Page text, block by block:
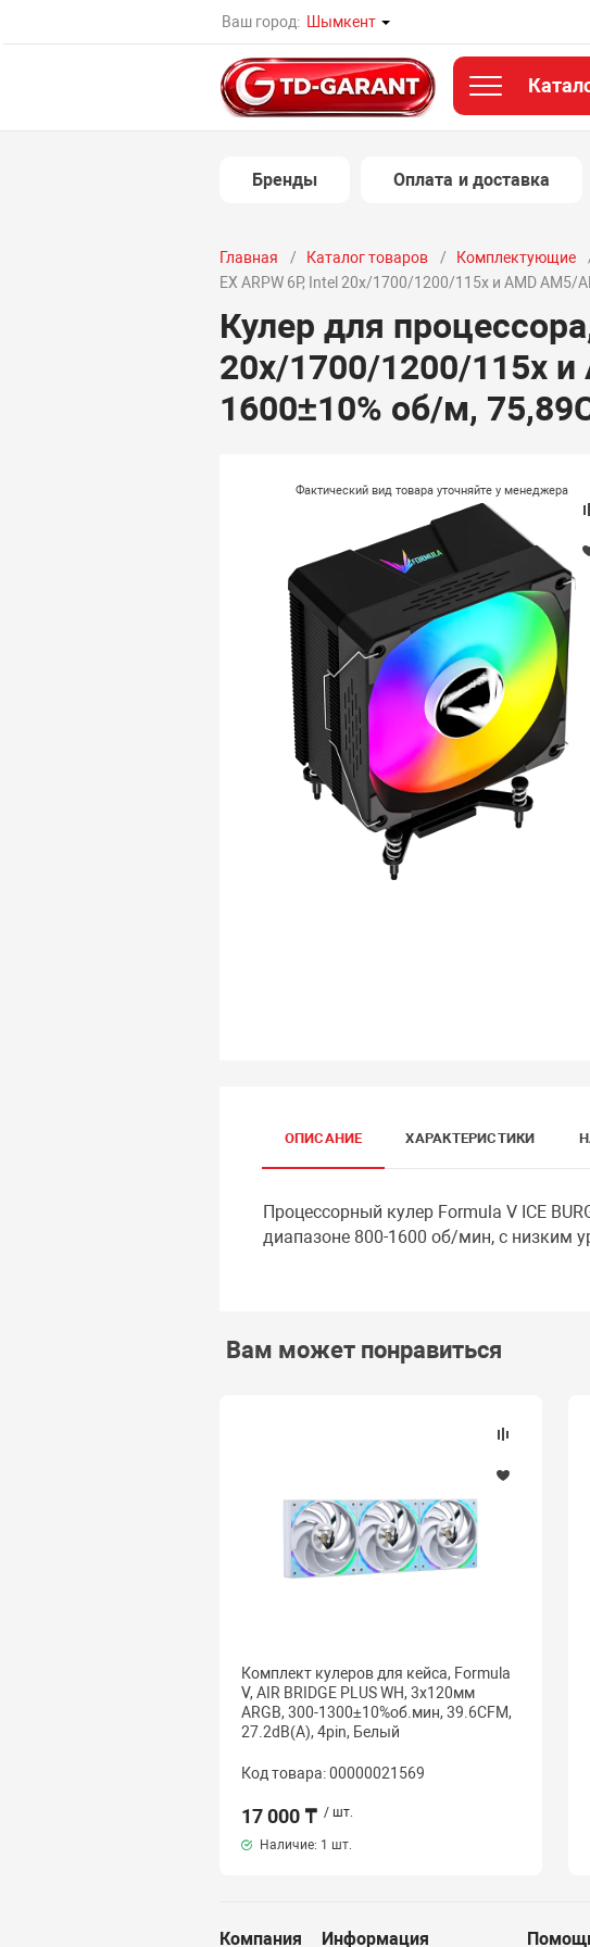
Ваш город: Шымкент
Бренды Оплата и доставка
Главная Каталог товаров Комплектующие
EX ARPW 6P, Intel 20х/1700/1200/115х и AMD
Кулер для
20х/1700/1200/115х
1600±10% об/м,
Фактический вид товара уточняйте у менеджера
ОПИСАНИЕ ХАРАКТЕРИСТИКИ
Процессорный кулер Formula V ICE
диапазоне 800-1600 об/мин, с низким
Вам может понравиться
Комплект кулеров для кейса, Formula
V, AIR BRIDGE PLUS WH, 3х120мм
ARGB, 300-1300±10%об.мин, 39.6CFM,
27.2dB(A), 4pin, Белый
Код товара: 00000021569
17 000 ₸ / шт.
Наличие: 1 шт.
Компания Информация